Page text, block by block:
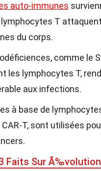
auto-immunes
lymphocytes T
du corps.
comme le
les lymphocytes T,
aux infections.
à base de
T, sont utilisées
Faits Sur Ã‰volution